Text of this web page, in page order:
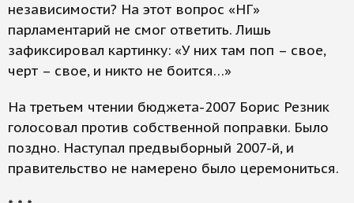
независимости? На этот вопрос «НГ»
парламентарий не смог ответить. Лишь
зафиксировал картинку: «У них там поп – свое,
черт – свое, и никто не боится…»
На третьем чтении бюджета-2007 Борис Резник
голосовал против собственной поправки. Было
поздно. Наступал предвыборный 2007-й, и
правительство не намерено было церемониться.